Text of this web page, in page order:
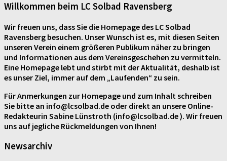
Willkommen beim LC Solbad Ravensberg
Wir freuen uns, dass Sie die Homepage des LC Solbad
Ravensberg besuchen. Unser Wunsch ist es, mit diesen Seiten
unseren Verein einem größeren Publikum näher zu bringen
und Informationen aus dem Vereinsgeschehen zu vermitteln.
Eine Homepage lebt und stirbt mit der Aktualität, deshalb ist
es unser Ziel, immer auf dem „Laufenden“ zu sein.
Für Anmerkungen zur Homepage und zum Inhalt schreiben
Sie bitte an info@lcsolbad.de oder direkt an unsere Online-
Redakteurin Sabine Lünstroth (info@lcsolbad.de ). Wir freuen
uns auf jegliche Rückmeldungen von Ihnen!
Newsarchiv